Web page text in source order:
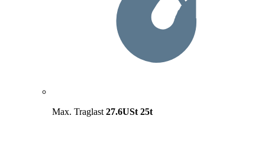
Max. Traglast 27.6USt 25t